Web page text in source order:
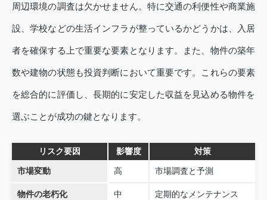
周辺環境の調査は欠かせません。特に交通の利便性や商業施
設、学校などの生活インフラが整っているかどうかは、入居
者を確保する上で重要な要素となります。また、物件の築年
数や建物の状態も投資判断において重要です。これらの要素
を総合的に評価し、長期的に安定した収益を見込める物件を
選ぶことが成功の鍵となります。
リスク要因 影響度 対策
市場変動 高 市場調査と予測
物件の老朽化 中 定期的なメンテナンス